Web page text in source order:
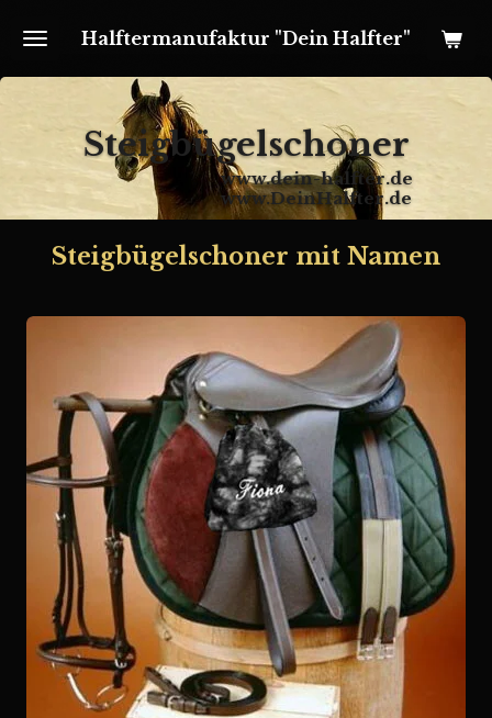
Hauptinhalt
springen
Halftermanufaktur "Dein Halfter"
Steigbügelschoner
www.dein-halfter.de
www.DeinHalfter.de
Steigbügelschoner mit Namen